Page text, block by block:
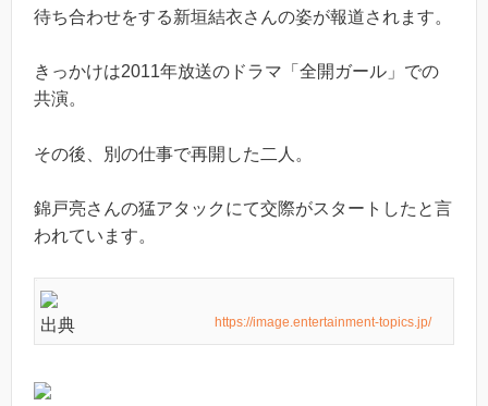
待ち合わせをする新垣結衣さんの姿が報道されます。
きっかけは2011年放送のドラマ「全開ガール」での
共演。
その後、別の仕事で再開した二人。
錦戸亮さんの猛アタックにて交際がスタートしたと言
われています。
出典 https://image.entertainment-topics.jp/